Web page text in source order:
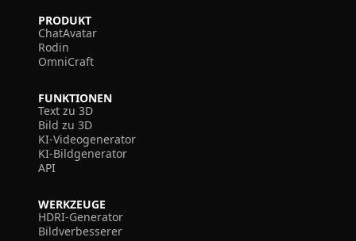
PRODUKT
ChatAvatar
Rodin
OmniCraft
FUNKTIONEN
Text zu 3D
Bild zu 3D
KI-Videogenerator
KI-Bildgenerator
API
WERKZEUGE
HDRI-Generator
Bildverbesserer